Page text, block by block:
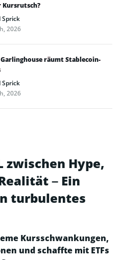
Sprick
2026
Garlinghouse räumt Stablecoin-
Sprick
2026
zwischen Hype,
– Ein
turbulentes
Kursschwankungen,
und schaffte mit ETFs